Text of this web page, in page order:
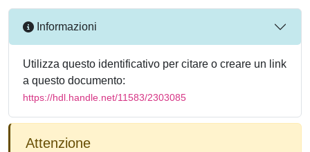
Informazioni
Utilizza questo identificativo per citare o creare un link
a questo documento:
https://hdl.handle.net/11583/2303085
Attenzione